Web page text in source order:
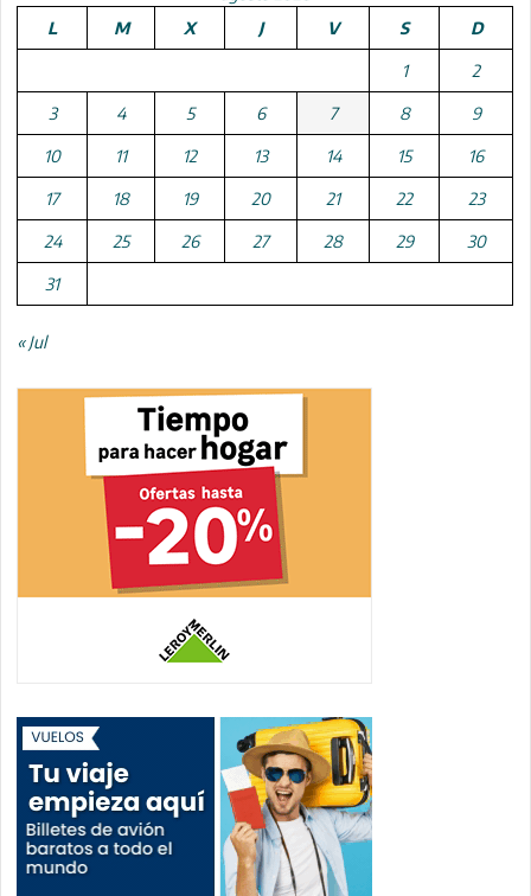
L
M X J V S D
1 2
3 4 5 6 7 8 9
10 11 12 13 14 15 16
17 18 19 20 21 22 23
24 25 26 27 28 29 30
31
« Jul